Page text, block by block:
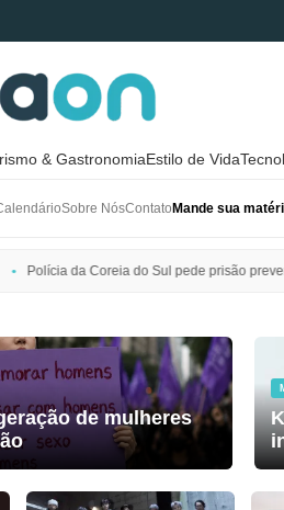
& GastronomiaEstilo de Vida
Sobre NósContato Mande sua
prisão preventiva de Bang Si-hyuk,
de mulheres